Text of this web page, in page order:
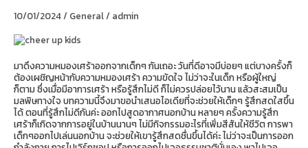
10/01/2024/ General/ admin
มาดึงความหมองเศร้าออกจากเด็กๆ กันเถอะ วันที่ดีอาจมีบ่อยๆ แต่บางครั้งก็
ต้องเผชิญหน้ากับความหมองเศร้า ความขัดใจ ไม่ว่าจะในเด็ก หรือผู้ใหญ่
ก็ตาม ซึ่งเมื่อมีอาการเศร้า หรือรู้สึกไม่ดี ก็ไม่ควรปล่อยไว้นาน แล้วสะสมเป็น
มลพิษทางใจ บทความนี้จึงมาขอนำเสนอไอเดียที่จะช่วยให้เด็กๆ รู้สึกสดใสขึ้น
ได้ ตอนที่รู้สึกไม่ดีกันค่ะ ออกไปสูดอากาศนอกบ้าน หลายๆ ครั้งความรู้สึก
เศร้าก็เกิดจากการอยู่ในบ้านนานๆ ไม่มีกิจกรรมอะไรที่เพิ่มสีสันให้ชีวิต การพา
เด็กๆออกไปเล่นนอกบ้าน จะช่วยให้เขารู้สึกสดชื่นขึ้นได้ค่ะ ไม่ว่าจะเป็นการออก
เขา
ขึ้น
อย่างไร